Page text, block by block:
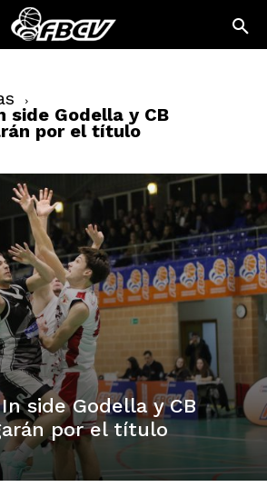
side Godella y CB
por el título
side Godella y CB
por el título